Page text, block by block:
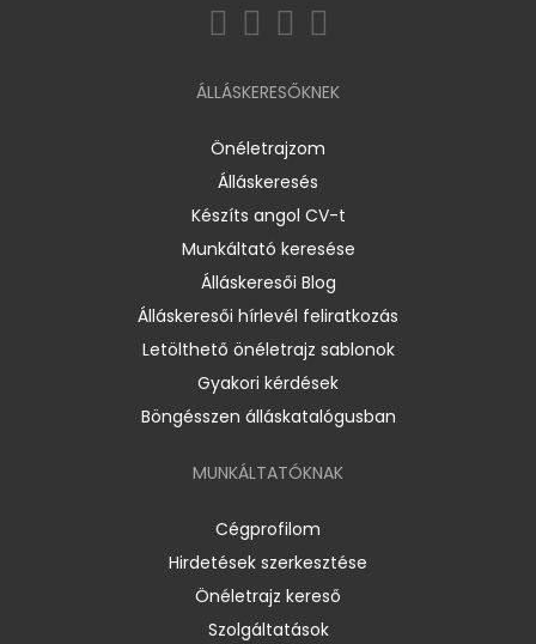
ÁLLÁSKERESŐKNEK
Önéletrajzom
Álláskeresés
Készíts angol CV-t
Munkáltató keresése
Álláskeresői Blog
Álláskeresői hírlevél feliratkozás
Letölthető önéletrajz sablonok
Gyakori kérdések
Böngésszen álláskatalógusban
MUNKÁLTATÓKNAK
Cégprofilom
Hirdetések szerkesztése
Önéletrajz kereső
Szolgáltatások